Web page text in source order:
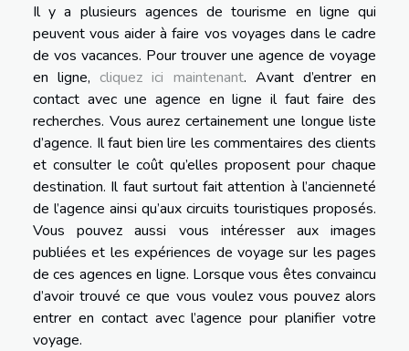
Il y a plusieurs agences de tourisme en ligne qui
peuvent vous aider à faire vos voyages dans le cadre
de vos vacances. Pour trouver une agence de voyage
en ligne, cliquez ici maintenant. Avant d’entrer en
contact avec une agence en ligne il faut faire des
recherches. Vous aurez certainement une longue liste
d’agence. Il faut bien lire les commentaires des clients
et consulter le coût qu’elles proposent pour chaque
destination. Il faut surtout fait attention à l’ancienneté
de l’agence ainsi qu’aux circuits touristiques proposés.
Vous pouvez aussi vous intéresser aux images
publiées et les expériences de voyage sur les pages
de ces agences en ligne. Lorsque vous êtes convaincu
d’avoir trouvé ce que vous voulez vous pouvez alors
entrer en contact avec l’agence pour planifier votre
voyage.